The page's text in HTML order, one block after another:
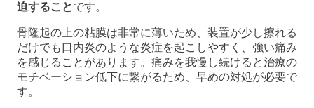
迫することです。
骨隆起の上の粘膜は非常に薄いため、装置が少し擦れる
だけでも口内炎のような炎症を起こしやすく、強い痛み
を感じることがあります。痛みを我慢し続けると治療の
モチベーション低下に繋がるため、早めの対処が必要で
す。